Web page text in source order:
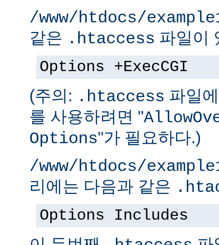
/www/htdocs/
같은 .htaccess 파일이
Options +ExecCGI
(주의: .htaccess 파일
를 사용하려면 "
Options"가 필요하다.)
/www/htdocs/
리에는 다음과 같은
Options Includes